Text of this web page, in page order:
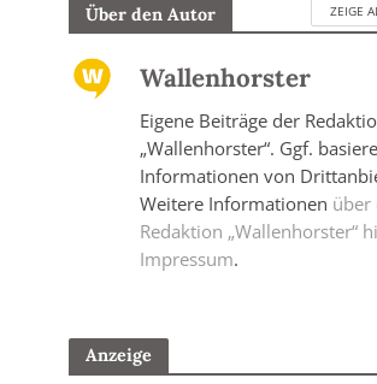
Über den Autor ZEIGE
Wallenhorster
Eigene Beiträge der
„Wallenhorster“. Ggf.
Informationen von
Weitere Informationen über
Redaktion „Wallenhorster“
Impressum.
Anzeige